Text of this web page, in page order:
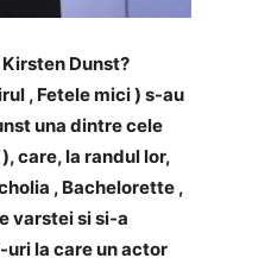
Dunst?
, Fetele mici ) s-au
una dintre cele
care, la randul lor,
, Bachelorette ,
varstei si si-a
la care un actor